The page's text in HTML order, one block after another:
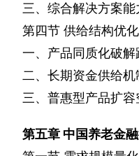
三、综合解决方案能
第四节 供给结构优
一、产品同质化破解
二、长期资金供给机
三、普惠型产品扩容
第五章 中国养老金